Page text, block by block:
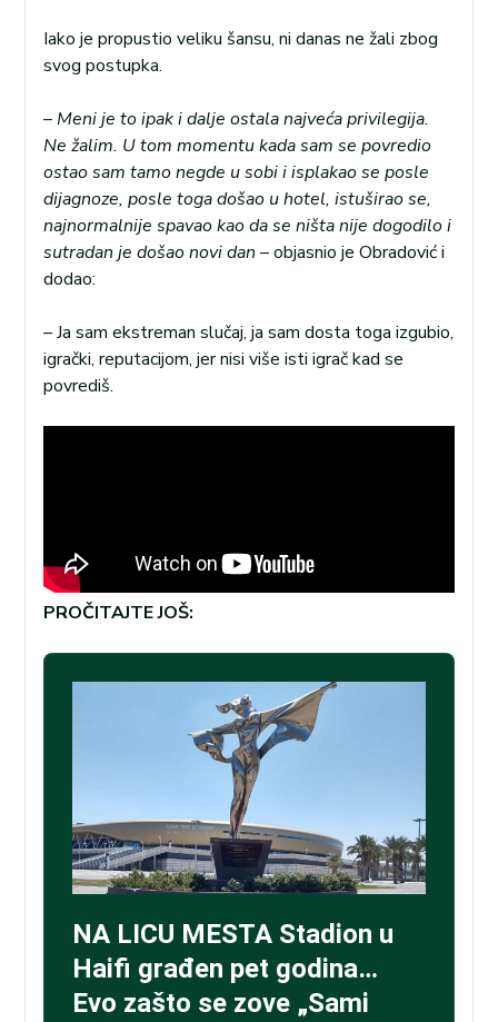
Iako je propustio veliku šansu, ni danas ne žali zbog
svog postupka.
–Meni je to ipak i dalje ostala najveća privilegija.
Ne žalim. U tom momentu kada sam se povredio
ostao sam tamo negde u sobi i isplakao se posle
dijagnoze, posle toga došao u hotel, istuširao se,
najnormalnije spavao kao da se ništa nije dogodilo i
sutradan je došao novi dan – objasnio je Obradović i
dodao:
– Ja sam ekstreman slučaj, ja sam dosta toga izgubio,
igrački, reputacijom, jer nisi više isti igrač kad se
povrediš.
PROČITAJTE JOŠ: